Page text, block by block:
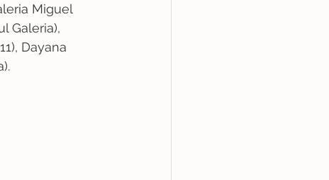
Miguel
Galeria),
Dayana